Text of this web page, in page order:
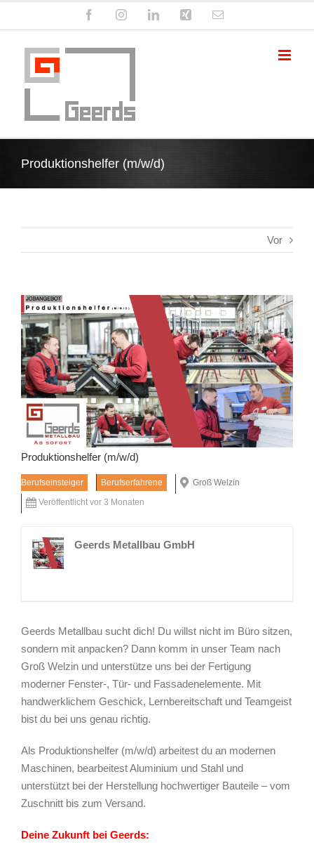
FacebookInstagramLinkedIn Xing
E-
Produktionshelfer (m/w/d)
Vor
Zeige
grösseres
Bild
Produktionshelfer (m/w/d)
Berufseinsteiger Berufserfahrene
Groß Welzin
Veröffentlicht vor 3 Monaten
Geerds Metallbau GmbH
Geerds Metallbau sucht dich! Du willst nicht im Büro sitzen,
sondern mit anpacken? Dann komm in unser Team nach
Groß Welzin und unterstütze uns bei der Fertigung
moderner Fenster-, Tür- und Fassadenelemente. Mit
handwerklichem Geschick, Lernbereitschaft und Teamgeist
bist du bei uns genau richtig.
Als Produktionshelfer (m/w/d) arbeitest du an modernen
Maschinen, bearbeitest Aluminium und Stahl und
unterstützt bei der Herstellung hochwertiger Bauteile – vom
Zuschnitt bis zum Versand.
Deine Zukunft bei Geerds: